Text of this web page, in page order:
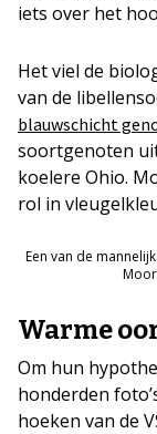
iets over het
Het viel de
van de
blauwschicht
soortgenoten
koelere Ohio.
rol in
Een van de
Warme
Om hun
honderden
hoeken van de